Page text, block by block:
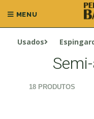
MENU
Usados
18 PRODUTOS